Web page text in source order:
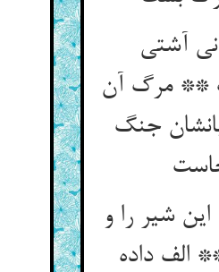
آشتی
** مرگ آن
جنگ
شیر را و
الف داده